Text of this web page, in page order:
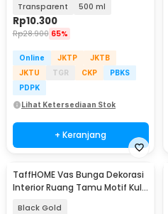
Transparent 500 ml
Rp10.300
Rp28.900 65%
Online JKTP
JKTB
JKTU
TGR CKP
PBKS
PDPK
Lihat Ketersediaan Stok
+ Keranjang
TaffHOME Vas Bunga Dekorasi
Interior Ruang Tamu Motif Kulit
Black Gold